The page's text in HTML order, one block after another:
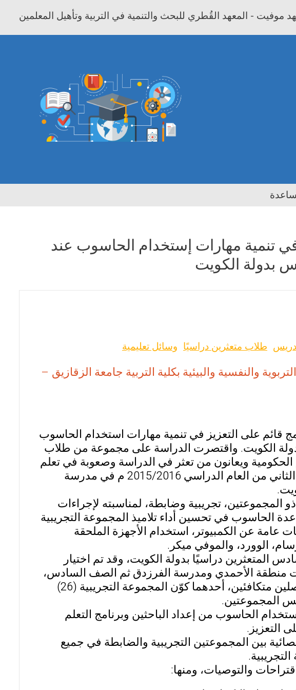
موفيت - المعهد القُطري للبحث والتنمية في التربية وتأهيل المعلمين
في تنمية مهارات إستخدام الحاسوب عند
بدولة الكويت
طلاب متعثرين دراسيًا وسائل تعليمية
والنفسية والبيئية بكلية التربية جامعة الزقازيق –
قائم على التعزيز في تنمية مهارات استخدام الحاسوب
الكويت. واقتصرت الدراسة على مجموعة من طلاب
ويعانون من تعثر في الدراسة وصعوبة في تعلم
مهارات المادة العلمية، وطبق البحث في الفصل الثاني من العام الدراسي 2015/2016 م في مدرسة
المجموعتين، تجريبية وضابطة، لمناسبته لإجراءات
الحاسوب في تحسين أداء تلاميذ المجموعة التجريبية
عن الكمبيوتر، استخدام الأجهزة الملحقة
الوورد، والموفي ميكر.
دراسيًا بدولة الكويت، وقد تم اختيار
منطقة الأحمدي ومدرسة الفرزدق ثم الصف السادس،
وتكونت العينة من (53) تلميذًا تم توزيعهم على فصلين متكافئين، أحدهما كوّن المجموعة التجريبية (26)
الحاسوب من إعداد الباحثين وبرنامج التعلم
التعزيز.
بين المجموعتين التجريبية والضابطة في جميع
والتوصيات، ومنها: